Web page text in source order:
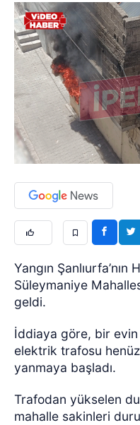
Yangın
Süleymaniye
geldi.
İddiaya göre, bir
elektrik trafosu
yanmaya başladı.
Trafodan yükselen
mahalle sakinleri